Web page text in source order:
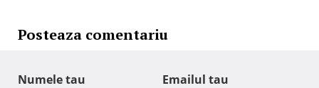
Posteaza comentariu
Numele tau Emailul tau